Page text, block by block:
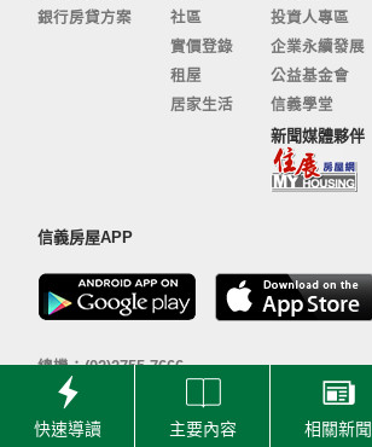
快速導讀 主要內容 相關新聞
銀行房貸方案
社區
實價登錄
租屋
居家生活
投資人專區
企業永續發展
公益基金會
信義學堂
新聞媒體夥伴
信義房屋APP
總機：(02)2755-7666
客服信箱：
110 台北市信義區信義路五段100號
© 信義房屋股份有限公司 版權所有